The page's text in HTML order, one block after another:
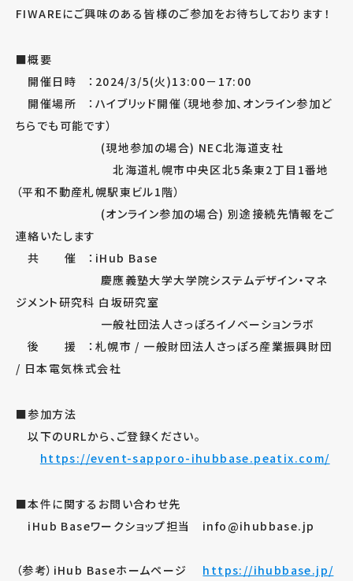
FIWAREにご興味のある皆様のご参加をお待ちしております！
■概要
開催日時 ：2024/3/5(火)13:00－17:00
開催場所 ：ハイブリッド開催（現地参加、オンライン参加ど
ちらでも可能です）
(現地参加の場合) NEC北海道支社
北海道札幌市中央区北5条東2丁目1番地
（平和不動産札幌駅東ビル1階）
(オンライン参加の場合) 別途接続先情報をご
連絡いたします
共 催 ：iHub Base
慶應義塾大学大学院システムデザイン・マネ
ジメント研究科 白坂研究室
一般社団法人さっぽろイノベーションラボ
後 援 ：札幌市 / 一般財団法人さっぽろ産業振興財団
/ 日本電気株式会社
■参加方法
以下のURLから、ご登録ください。
https://event-sapporo-ihubbase.peatix.com/
■本件に関するお問い合わせ先
iHub Baseワークショップ担当 info@ihubbase.jp
（参考）iHub Baseホームページ https://ihubbase.jp/